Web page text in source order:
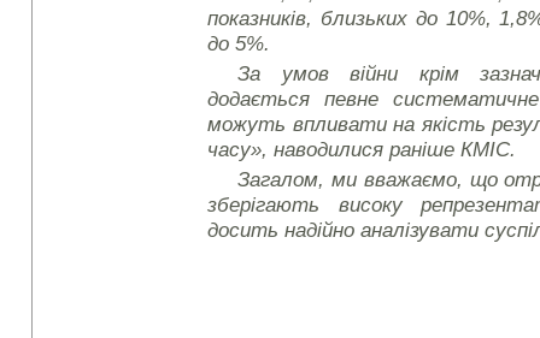
показників, близьких до 10%,
до 5%.
За умов війни крім
додається певне
можуть впливати на якість
часу», наводилися раніше КМІС.
Загалом, ми вважаємо, що
зберігають високу
досить надійно аналізувати